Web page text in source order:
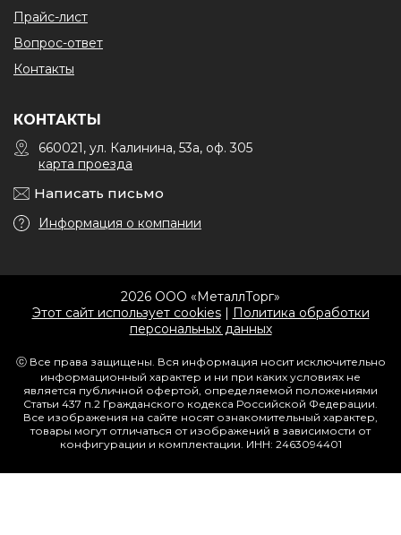
Прайс-лист
Вопрос-ответ
Контакты
КОНТАКТЫ
660021, ул. Калинина, 53а, оф. 305
карта проезда
Написать письмо
Информация о компании
2026 ООО «МеталлТорг»
Этот сайт использует cookies| Политика обработки
персональных данных
ⓒ Все права защищены. Вся информация носит исключительно
информационный характер и ни при каких условиях не
является публичной офертой, определяемой положениями
Статьи 437 п.2 Гражданского кодекса Российской Федерации.
Все изображения на сайте носят ознакомительный характер,
товары могут отличаться от изображений в зависимости от
конфигурации и комплектации. ИНН: 2463094401